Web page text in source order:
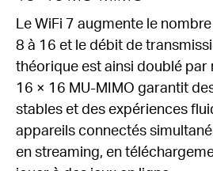
Le WiFi 7 augmente le
8 à 16 et le débit de
théorique est ainsi doublé par
16 × 16 MU-MIMO garantit
stables et des expériences
appareils connectés
en streaming, en